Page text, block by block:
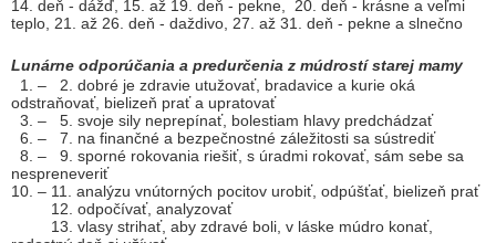
14. deň - dážď, 15. až 19. deň - pekne, 20. deň - krásne a veľmi
teplo, 21. až 26. deň - daždivo, 27. až 31. deň - pekne a slnečno
Lunárne odporúčania a predurčenia z múdrostí starej mamy
1. – 2. dobré je zdravie utužovať, bradavice a kurie oká
odstraňovať, bielizeň prať a upratovať
3. – 5. svoje sily neprepínať, bolestiam hlavy predchádzať
6. – 7. na finančné a bezpečnostné záležitosti sa sústrediť
8. – 9. sporné rokovania riešiť, s úradmi rokovať, sám sebe sa
nespreneveriť
10. – 11. analýzu vnútorných pocitov urobiť, odpúšťať, bielizeň prať
12. odpočívať, analyzovať
13. vlasy strihať, aby zdravé boli, v láske múdro konať,